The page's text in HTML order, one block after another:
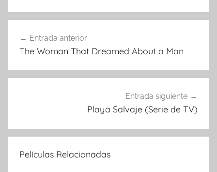
Navegación
de
entradas
Entrada anterior
The Woman That Dreamed About a Man
Entrada siguiente
Playa Salvaje (Serie de TV)
Películas Relacionadas